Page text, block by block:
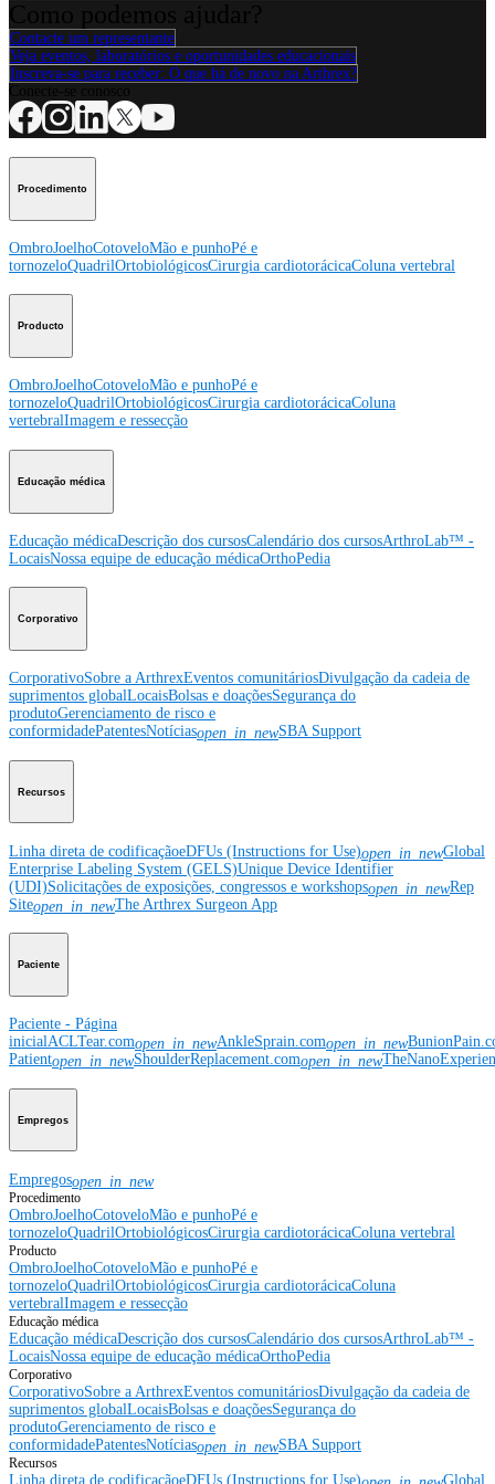
Contacte um representante
Veja eventos, laboratórios e oportunidades educacionais
Inscreva-se para receber: O que há de novo na Arthrex?
Procedimento
OmbroJoelhoCotoveloMão e punhoPé e
tornozeloQuadrilOrtobiológicosCirurgia cardiotorácicaColuna vertebral
Producto
OmbroJoelhoCotoveloMão e punhoPé e
tornozeloQuadrilOrtobiológicosCirurgia cardiotorácicaColuna
vertebralImagem e ressecção
Educação médica
Educação médicaDescrição dos cursosCalendário dos cursosArthroLab™ -
LocaisNossa equipe de educação médicaOrthoPedia
Corporativo
CorporativoSobre a ArthrexEventos comunitáriosDivulgação da cadeia de
suprimentos globalLocaisBolsas e doaçõesSegurança do
produtoGerenciamento de risco e
conformidadePatentesNotíciasopen_in_newSBA Support
Recursos
Linha direta de codificaçãoeDFUs (Instructions for Use)open_in_newGlobal
Enterprise Labeling System (GELS)Unique Device Identifier
(UDI)Solicitações de exposições, congressos e workshopsopen_in_newRep
Siteopen_in_newThe Arthrex Surgeon App
Paciente
Paciente - Página
inicialACLTear.comopen_in_newAnkleSprain.comopen_in_new
Patientopen_in_newShoulderReplacement.comopen_in_new
Empregos
Empregosopen_in_new
Procedimento
OmbroJoelhoCotoveloMão e punhoPé e
tornozeloQuadrilOrtobiológicosCirurgia cardiotorácicaColuna vertebral
Producto
OmbroJoelhoCotoveloMão e punhoPé e
tornozeloQuadrilOrtobiológicosCirurgia cardiotorácicaColuna
vertebralImagem e ressecção
Educação médica
Educação médicaDescrição dos cursosCalendário dos cursosArthroLab™ -
LocaisNossa equipe de educação médicaOrthoPedia
Corporativo
CorporativoSobre a ArthrexEventos comunitáriosDivulgação da cadeia de
suprimentos globalLocaisBolsas e doaçõesSegurança do
produtoGerenciamento de risco e
conformidadePatentesNotíciasopen_in_newSBA Support
Recursos
Linha direta de codificaçãoeDFUs (Instructions for Use) Global